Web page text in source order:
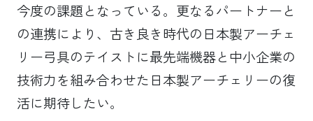
今度の課題となっている。更なるパートナーと
の連携により、古き良き時代の日本製アーチェ
リー弓具のテイストに最先端機器と中小企業の
技術力を組み合わせた日本製アーチェリーの復
活に期待したい。